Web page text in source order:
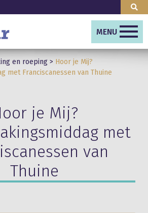
MENU
en roeping > Hoor je Mij?
met Franciscanessen van Thuine
je Mij?
met
van
Thuine